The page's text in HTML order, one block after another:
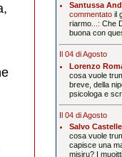
Santussa
commentato il
riarmo...: Che
buona con
Il 04 di Agosto
Lorenzo
cosa vuole
breve, della
psicologa e
Il 04 di Agosto
Salvo
cosa vuole
capisce una
misiru? I